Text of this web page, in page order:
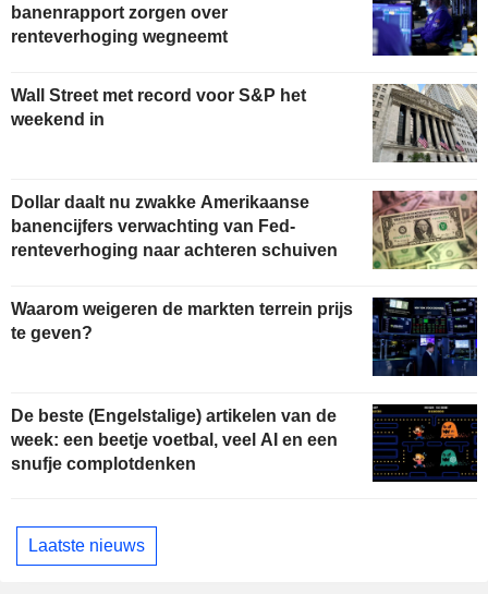
banenrapport zorgen over
renteverhoging wegneemt
Wall Street met record voor S&P het
weekend in
Dollar daalt nu zwakke Amerikaanse
banencijfers verwachting van Fed-
renteverhoging naar achteren schuiven
Waarom weigeren de markten terrein prijs
te geven?
De beste (Engelstalige) artikelen van de
week: een beetje voetbal, veel AI en een
snufje complotdenken
Laatste nieuws